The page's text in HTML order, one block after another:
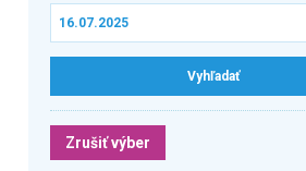
Zrušiť výber